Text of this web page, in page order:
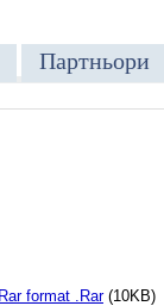
Партньори
.Rar